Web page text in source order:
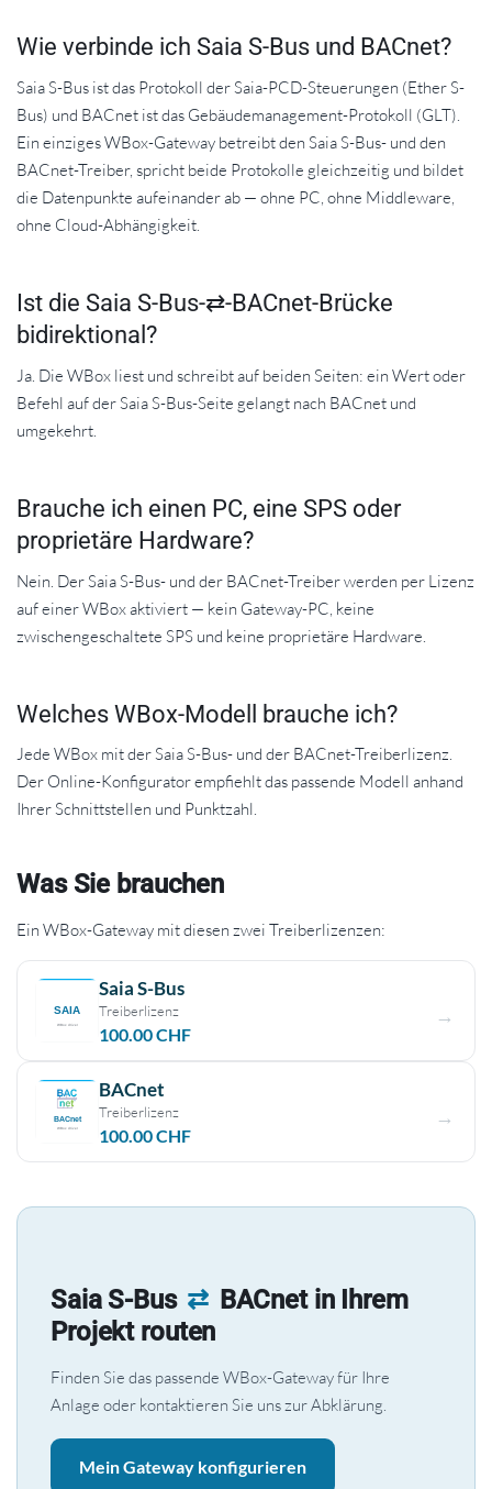
Wie verbinde ich Saia S-Bus und BACnet?
Saia S-Bus ist das Protokoll der Saia-PCD-Steuerungen (Ether S-
Bus) und BACnet ist das Gebäudemanagement-Protokoll (GLT).
Ein einziges WBox-Gateway betreibt den Saia S-Bus- und den
BACnet-Treiber, spricht beide Protokolle gleichzeitig und bildet
die Datenpunkte aufeinander ab — ohne PC, ohne Middleware,
ohne Cloud-Abhängigkeit.
Ist die Saia S-Bus-⇄-BACnet-Brücke
bidirektional?
Ja. Die WBox liest und schreibt auf beiden Seiten: ein Wert oder
Befehl auf der Saia S-Bus-Seite gelangt nach BACnet und
umgekehrt.
Brauche ich einen PC, eine SPS oder
proprietäre Hardware?
Nein. Der Saia S-Bus- und der BACnet-Treiber werden per Lizenz
auf einer WBox aktiviert — kein Gateway-PC, keine
zwischengeschaltete SPS und keine proprietäre Hardware.
Welches WBox-Modell brauche ich?
Jede WBox mit der Saia S-Bus- und der BACnet-Treiberlizenz.
Der Online-Konfigurator empfiehlt das passende Modell anhand
Ihrer Schnittstellen und Punktzahl.
Was Sie brauchen
Ein WBox-Gateway mit diesen zwei Treiberlizenzen:
Saia S-Bus
Treiberlizenz
100.00CHF
BACnet
Treiberlizenz
100.00CHF
Saia S-Bus ⇄ BACnet in Ihrem
Projekt routen
Finden Sie das passende WBox-Gateway für Ihre
Anlage oder kontaktieren Sie uns zur Abklärung.
Mein Gateway konfigurieren